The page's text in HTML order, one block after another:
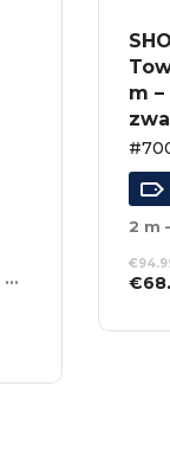
6 x 3 m – 128 RGB LED’s – Incl. Controller
m –
2 m
€
was:
€